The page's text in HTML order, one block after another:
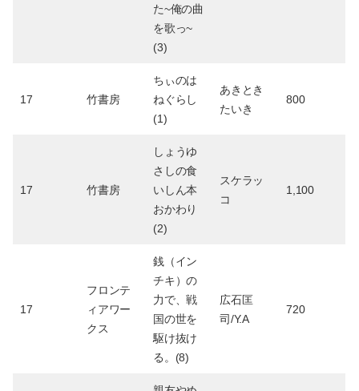
た~俺の曲
を歌っ~
(3)
17 竹書房
ちぃのは
ねぐらし
(1)
あきとき
たいき
800
17 竹書房
しょうゆ
さしの食
いしん本
おかわり
(2)
スケラッ
コ
1,100
17
フロンテ
ィアワー
クス
銭（イン
チキ）の
力で、戦
国の世を
駆け抜け
る。(8)
広石匡
司/Y.A
720